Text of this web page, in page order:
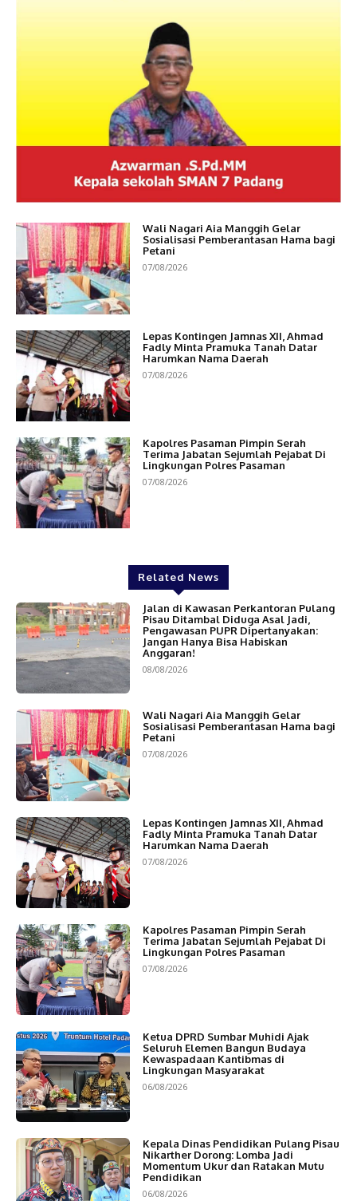
Wali Nagari Aia Manggih Gelar
Sosialisasi Pemberantasan Hama bagi
Petani
07/08/2026
Lepas Kontingen Jamnas XII, Ahmad
Fadly Minta Pramuka Tanah Datar
Harumkan Nama Daerah
07/08/2026
Kapolres Pasaman Pimpin Serah
Terima Jabatan Sejumlah Pejabat Di
Lingkungan Polres Pasaman
07/08/2026
Related News
Jalan di Kawasan Perkantoran Pulang
Pisau Ditambal Diduga Asal Jadi,
Pengawasan PUPR Dipertanyakan:
Jangan Hanya Bisa Habiskan
Anggaran!
08/08/2026
Wali Nagari Aia Manggih Gelar
Sosialisasi Pemberantasan Hama bagi
Petani
07/08/2026
Lepas Kontingen Jamnas XII, Ahmad
Fadly Minta Pramuka Tanah Datar
Harumkan Nama Daerah
07/08/2026
Kapolres Pasaman Pimpin Serah
Terima Jabatan Sejumlah Pejabat Di
Lingkungan Polres Pasaman
07/08/2026
Ketua DPRD Sumbar Muhidi Ajak
Seluruh Elemen Bangun Budaya
Kewaspadaan Kantibmas di
Lingkungan Masyarakat
06/08/2026
Kepala Dinas Pendidikan Pulang Pisau
Nikarther Dorong: Lomba Jadi
Momentum Ukur dan Ratakan Mutu
Pendidikan
06/08/2026